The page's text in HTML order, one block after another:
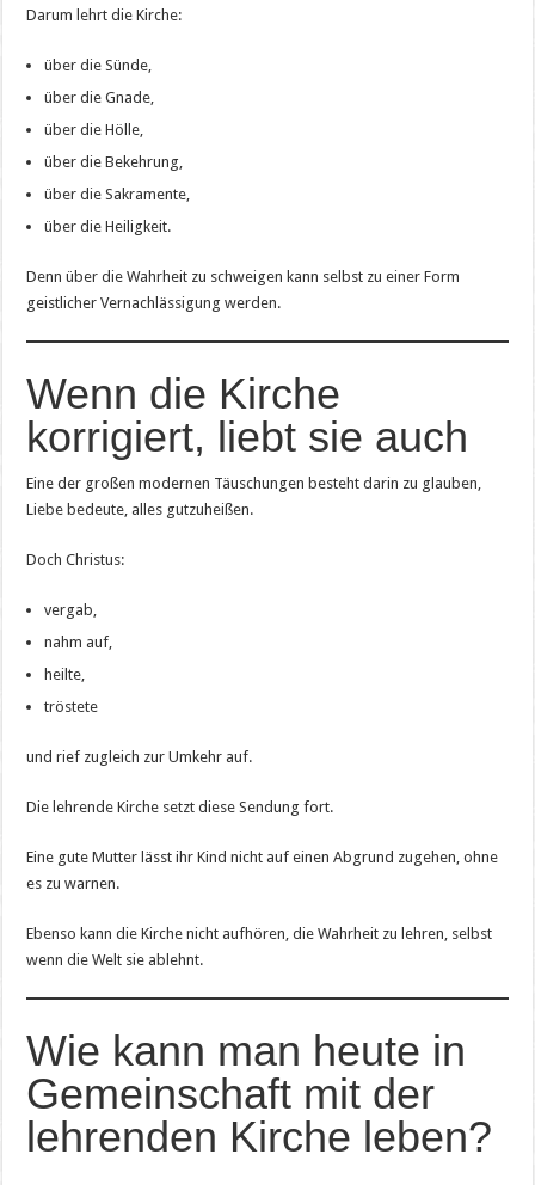
Darum lehrt die Kirche:
über die Sünde,
über die Gnade,
über die Hölle,
über die Bekehrung,
über die Sakramente,
über die Heiligkeit.
Denn über die Wahrheit zu schweigen kann selbst zu einer Form
geistlicher Vernachlässigung werden.
Wenn die Kirche
korrigiert, liebt sie auch
Eine der großen modernen Täuschungen besteht darin zu glauben,
Liebe bedeute, alles gutzuheißen.
Doch Christus:
vergab,
nahm auf,
heilte,
tröstete
und rief zugleich zur Umkehr auf.
Die lehrende Kirche setzt diese Sendung fort.
Eine gute Mutter lässt ihr Kind nicht auf einen Abgrund zugehen, ohne
es zu warnen.
Ebenso kann die Kirche nicht aufhören, die Wahrheit zu lehren, selbst
wenn die Welt sie ablehnt.
Wie kann man heute in
Gemeinschaft mit der
lehrenden Kirche leben?